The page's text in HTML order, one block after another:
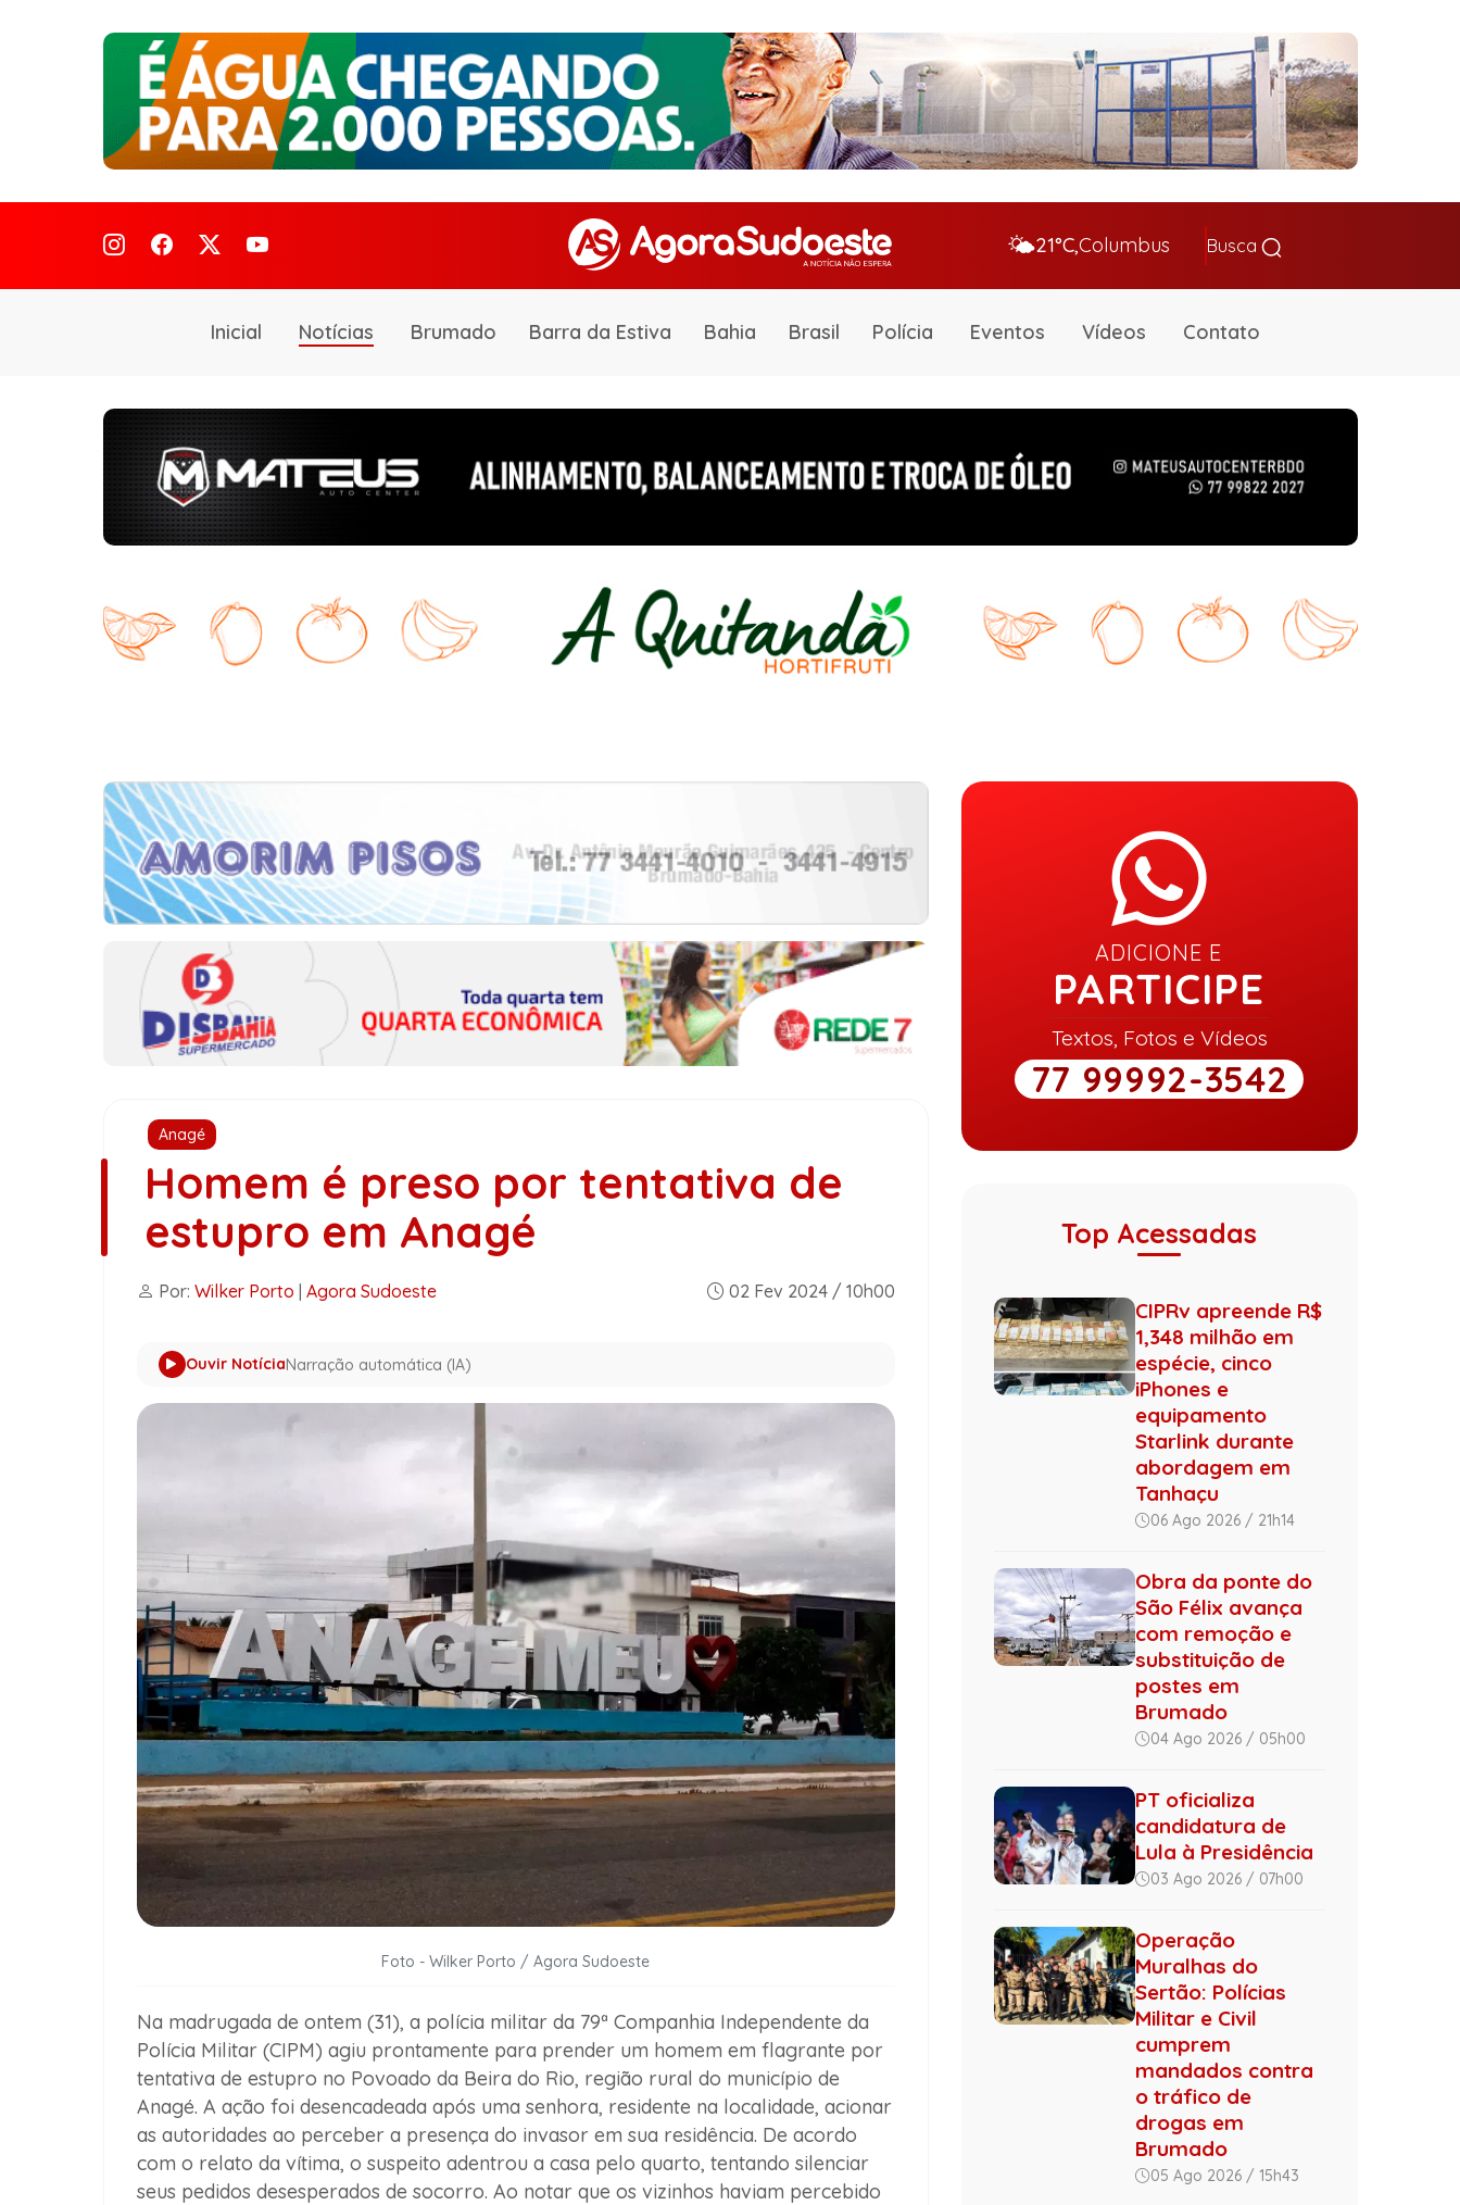
🌤️21°C,Columbus Busca
Inicial Notícias Brumado Barra da Estiva Bahia Brasil Polícia Eventos Vídeos Contato
Anagé
Homem é preso por tentativa de
estupro em Anagé
Por: Wilker Porto Agora Sudoeste 02 Fev 2024 / 10h00
Ouvir NotíciaNarração automática (IA)
Foto - Wilker Porto / Agora Sudoeste
Na madrugada de ontem (31), a polícia militar da 79ª Companhia Independente da
Polícia Militar (CIPM) agiu prontamente para prender um homem em flagrante por
tentativa de estupro no Povoado da Beira do Rio, região rural do município de
Anagé. A ação foi desencadeada após uma senhora, residente na localidade, acionar
as autoridades ao perceber a presença do invasor em sua residência. De acordo
com o relato da vítima, o suspeito adentrou a casa pelo quarto, tentando silenciar
seus pedidos desesperados de socorro. Ao notar que os vizinhos haviam percebido
ADICIONE E
PARTICIPE
Textos, Fotos e Vídeos
77 99992-3542
Top Acessadas
CIPRv apreende R$
1,348 milhão em
espécie, cinco
iPhones e
equipamento
Starlink durante
abordagem em
Tanhaçu
06 Ago 2026 / 21h14
Obra da ponte do
São Félix avança
com remoção e
substituição de
postes em
Brumado
04 Ago 2026 / 05h00
PT oficializa
candidatura de
Lula à Presidência
03 Ago 2026 / 07h00
Operação
Muralhas do
Sertão: Polícias
Militar e Civil
cumprem
mandados contra
o tráfico de
drogas em
Brumado
05 Ago 2026 / 15h43